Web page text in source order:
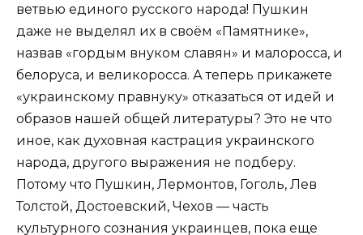
ветвью единого русского народа! Пушкин
даже не выделял их в своём «Памятнике»,
назвав «гордым внуком славян» и малоросса, и
белоруса, и великоросса. А теперь прикажете
«украинскому правнуку» отказаться от идей и
образов нашей общей литературы? Это не что
иное, как духовная кастрация украинского
народа, другого выражения не подберу.
Потому что Пушкин, Лермонтов, Гоголь, Лев
Толстой, Достоевский, Чехов — часть
культурного сознания украинцев, пока еще